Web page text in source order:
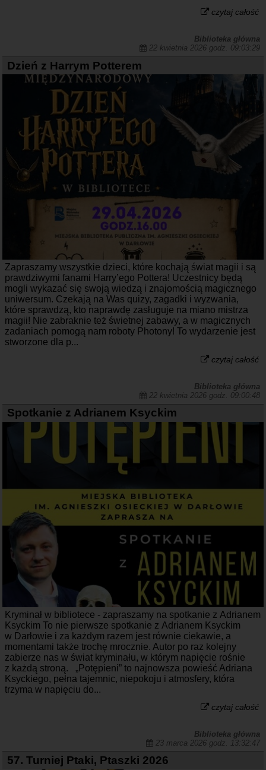
czytaj całość
Biblioteka główna
22 kwietnia 2026 godz. 09:03:29
Dzień z Harrym Potterem
Zapraszamy wszystkie dzieci, które kochają świat magii i są
prawdziwymi fanami Harry’ego Pottera! Uczestnicy będą
mogli wykazać się swoją wiedzą i znajomością magicznego
uniwersum. Czekają na Was quizy, zagadki i wyzwania,
które sprawdzą, kto naprawdę zasługuje na miano mistrza
magii! Nie zabraknie też świetnej zabawy, a w magicznych
zadaniach pomogą nam roboty Photony! To wydarzenie jest
stworzone dla p...
czytaj całość
Biblioteka główna
22 kwietnia 2026 godz. 09:00:48
Spotkanie z Adrianem Ksyckim
Kryminał w bibliotece - zapraszamy na spotkanie z Adrianem
Ksyckim To nie pierwsze spotkanie z Adrianem Ksyckim
w Darłowie i za każdym razem jest równie ciekawie, a
momentami także trochę mrocznie. Autor po raz kolejny
zabierze nas w świat kryminału, w którym napięcie rośnie
z każdą stroną. „Potępieni” to najnowsza powieść Adriana
Ksyckiego, pełna tajemnic, niepokoju i atmosfery, która
trzyma w napięciu do...
czytaj całość
Biblioteka główna
23 marca 2026 godz. 13:32:47
57. Turniej Ptaki, Ptaszki 2026